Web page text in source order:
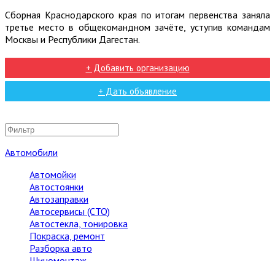
Сборная Краснодарского края по итогам первенства заняла
третье место в общекомандном зачёте, уступив командам
Москвы и Республики Дагестан.
+ Добавить организацию
+ Дать объявление
Автомобили
Автомойки
Автостоянки
Автозаправки
Автосервисы (СТО)
Автостекла, тонировка
Покраска, ремонт
Разборка авто